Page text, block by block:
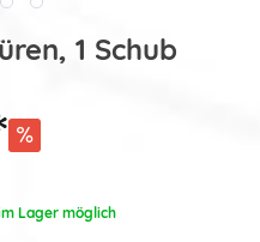
1 Schub
Lager möglich